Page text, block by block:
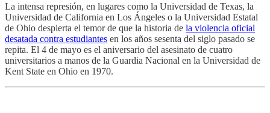
La intensa represión, en lugares como la Universidad de Texas, la
Universidad de California en Los Ángeles o la Universidad Estatal
de Ohio despierta el temor de que la historia de la violencia oficial
desatada contra estudiantes en los años sesenta del siglo pasado se
repita. El 4 de mayo es el aniversario del asesinato de cuatro
universitarios a manos de la Guardia Nacional en la Universidad de
Kent State en Ohio en 1970.